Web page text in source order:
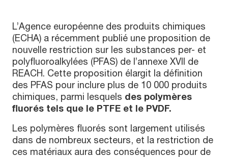
L’Agence européenne des produits chimiques
(ECHA) a récemment publié une proposition de
nouvelle restriction sur les substances per- et
polyfluoroalkylées (PFAS) de l’annexe XVII de
REACH. Cette proposition élargit la définition
des PFAS pour inclure plus de 10 000 produits
chimiques, parmi lesquels des polymères
fluorés tels que le PTFE et le PVDF.
Les polymères fluorés sont largement utilisés
dans de nombreux secteurs, et la restriction de
ces matériaux aura des conséquences pour de